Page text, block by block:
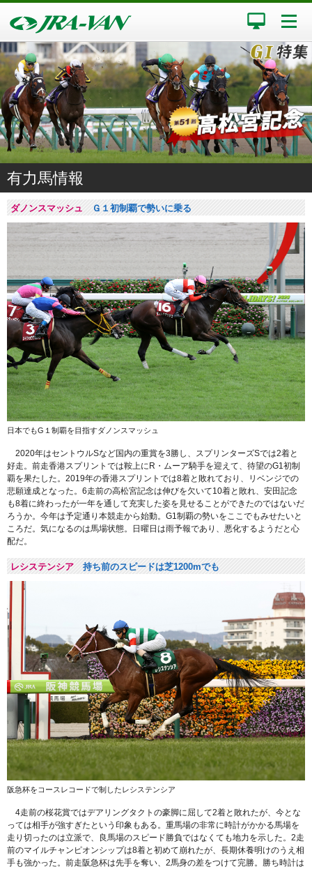
有力馬情報
ダノンスマッシュ Ｇ１初制覇で勢いに乗る
日本でもG１制覇を目指すダノンスマッシュ
2020年はセントウルSなど国内の重賞を3勝し、スプリンターズSでは2着と
好走。前走香港スプリントでは鞍上にR・ムーア騎手を迎えて、待望のG1初制
覇を果たした。2019年の香港スプリントでは8着と敗れており、リベンジでの
悲願達成となった。6走前の高松宮記念は伸びを欠いて10着と敗れ、安田記念
も8着に終わったが一年を通して充実した姿を見せることができたのではないだ
ろうか。今年は予定通り本競走から始動。G1制覇の勢いをここでもみせたいと
ころだ。気になるのは馬場状態。日曜日は雨予報であり、悪化するようだと心
配だ。
レシステンシア 持ち前のスピードは芝1200mでも
阪急杯をコースレコードで制したレシステンシア
4走前の桜花賞ではデアリングタクトの豪脚に屈して2着と敗れたが、今とな
っては相手が強すぎたという印象もある。重馬場の非常に時計がかかる馬場を
走り切ったのは立派で、良馬場のスピード勝負ではなくても地力を示した。2走
前のマイルチャンピオンシップは8着と初めて崩れたが、長期休養明けのうえ相
手も強かった。前走阪急杯は先手を奪い、2馬身の差をつけて完勝。勝ち時計は